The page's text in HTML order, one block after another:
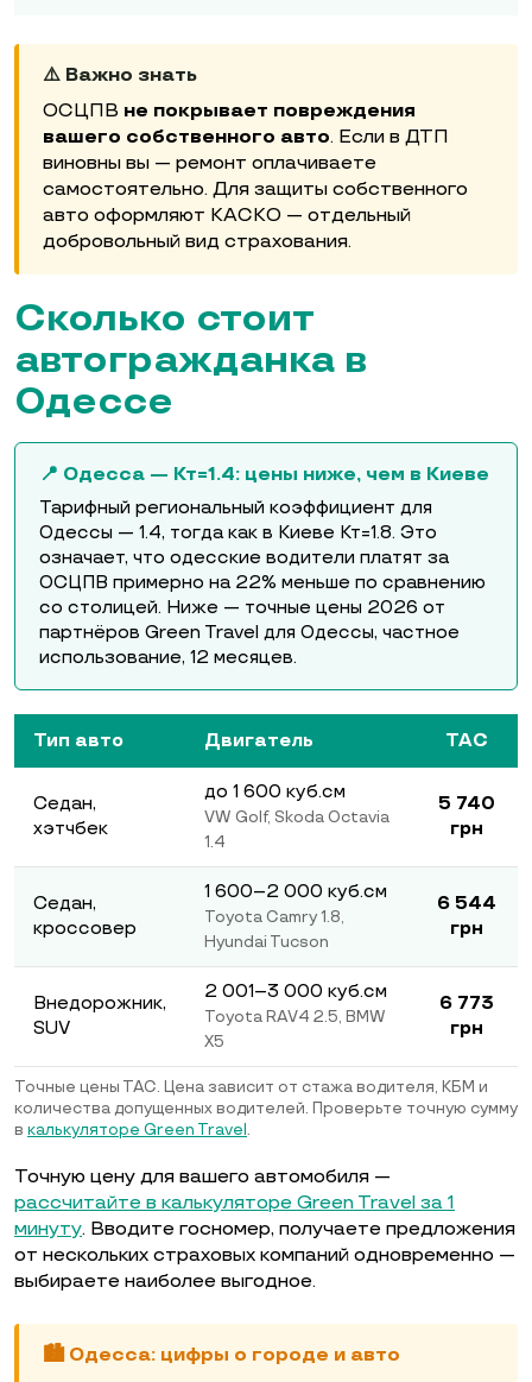
⚠️ Важно знать
ОСЦПВ не покрывает повреждения
вашего собственного авто. Если в ДТП
виновны вы — ремонт оплачиваете
самостоятельно. Для защиты собственного
авто оформляют КАСКО — отдельный
добровольный вид страхования.
Сколько стоит
автогражданка в
Одессе
📍 Одесса — Кт=1.4: цены ниже, чем в Киеве
Тарифный региональный коэффициент для
Одессы — 1.4, тогда как в Киеве Кт=1.8. Это
означает, что одесские водители платят за
ОСЦПВ примерно на 22% меньше по сравнению
со столицей. Ниже — точные цены 2026 от
партнёров Green Travel для Одессы, частное
использование, 12 месяцев.
Тип авто Двигатель ТАС
Седан,
хэтчбек
до 1 600 куб.см
VW Golf, Skoda Octavia
1.4
5 740
грн
Седан,
кроссовер
1 600–2 000 куб.см
Toyota Camry 1.8,
Hyundai Tucson
6 544
грн
Внедорожник,
SUV
2 001–3 000 куб.см
Toyota RAV4 2.5, BMW
X5
6 773
грн
Точные цены ТАС. Цена зависит от стажа водителя, КБМ и
количества допущенных водителей. Проверьте точную сумму
в калькуляторе Green Travel .
Точную цену для вашего автомобиля —
рассчитайте в калькуляторе Green Travel за 1
минуту. Вводите госномер, получаете предложения
от нескольких страховых компаний одновременно —
выбираете наиболее выгодное.
🏙️ Одесса: цифры о городе и авто